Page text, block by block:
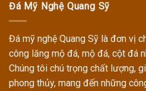
Đá Mỹ Nghệ Quang Sỹ
Đá mỹ nghệ Quang Sỹ là đơn vị
công lăng mộ đá, mộ đá, cột đá
Chúng tôi chú trọng chất lượng,
phong thủy, mang đến những